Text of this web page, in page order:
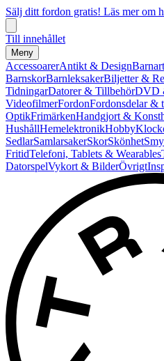
Sälj ditt fordon gratis! Läs mer om
Till innehållet
Meny
AccessoarerAntikt & Design
BarnskorBarnleksakerBiljetter &
TidningarDatorer & TillbehörDVD
VideofilmerFordonFordonsdelar &
OptikFrimärkenHandgjort &
HushållHemelektronikHobby
SedlarSamlarsakerSkorSkönhet
FritidTelefoni, Tablets & Wearables
DatorspelVykort & BilderÖvrigt